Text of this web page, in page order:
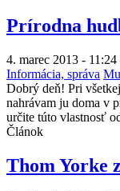
Prírodna
4. marec 2013 - 11:24
Informácia, správa
Dobrý deň! Pri
nahrávam ju doma v
určite túto vlastnosť
Článok
Thom Yorke